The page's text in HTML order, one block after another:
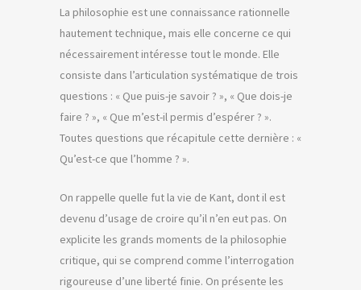
La philosophie est une connaissance rationnelle
hautement technique, mais elle concerne ce qui
nécessairement intéresse tout le monde. Elle
consiste dans l’articulation systématique de trois
questions : « Que puis-je savoir ? », « Que dois-je
faire ? », « Que m’est-il permis d’espérer ? ».
Toutes questions que récapitule cette dernière : «
Qu’est-ce que l’homme ? ».
On rappelle quelle fut la vie de Kant, dont il est
devenu d’usage de croire qu’il n’en eut pas. On
explicite les grands moments de la philosophie
critique, qui se comprend comme l’interrogation
rigoureuse d’une liberté finie. On présente les